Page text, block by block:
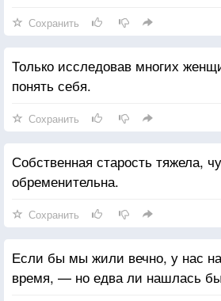
Сохранить
Только исследовав многих
понять себя.
Сохранить
Собственная старость тяжела,
обременительна.
Сохранить
Если бы мы жили вечно, у нас
время, — но едва ли нашлась